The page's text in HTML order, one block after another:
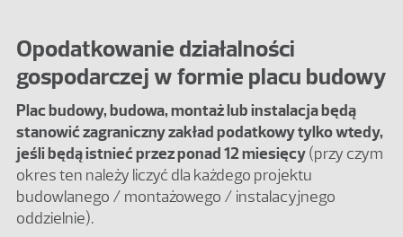
Opodatkowanie działalności
gospodarczej w formie placu budowy
Plac budowy, budowa, montaż lub instalacja będą
stanowić zagraniczny zakład podatkowy tylko wtedy,
jeśli będą istnieć przez ponad 12 miesięcy(przy czym
okres ten należy liczyć dla każdego projektu
budowlanego / montażowego / instalacyjnego
oddzielnie).